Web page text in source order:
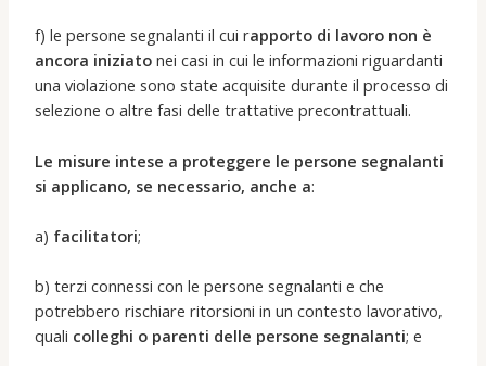
f) le persone segnalanti il cui rapporto di lavoro non è
ancora iniziato nei casi in cui le informazioni riguardanti
una violazione sono state acquisite durante il processo di
selezione o altre fasi delle trattative precontrattuali.
Le misure intese a proteggere le persone segnalanti
si applicano, se necessario, anche a:
a) facilitatori;
b) terzi connessi con le persone segnalanti e che
potrebbero rischiare ritorsioni in un contesto lavorativo,
quali colleghi o parenti delle persone segnalanti; e